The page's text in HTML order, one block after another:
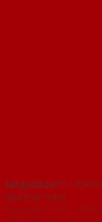
SaigonDoor™ - Hệ
đầu Việt Nam
Copyright ⓒ 2016 – 2026